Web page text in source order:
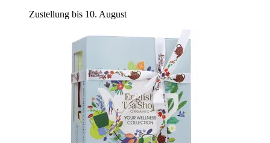
Zustellung bis 10. August